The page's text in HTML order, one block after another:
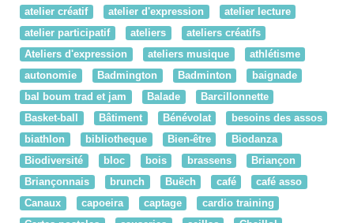
atelier créatif
atelier d'expression
atelier lecture
atelier participatif
ateliers
ateliers créatifs
Ateliers d'expression
ateliers musique
athlétisme
autonomie
Badmington Badminton
baignade
bal boum trad et jam
Balade
Barcillonnette
Basket-ball
Bâtiment Bénévolat
besoins des assos
biathlon
bibliotheque Bien-être
Biodanza
Biodiversité
bloc bois brassens
Briançon
Briançonnais
brunch Buëch café
café asso
Canaux
capoeira captage
cardio training